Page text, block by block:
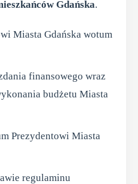
Gdańska.
Miasta Gdańska wotum
finansowego wraz
budżetu Miasta
Prezydentowi Miasta
regulaminu